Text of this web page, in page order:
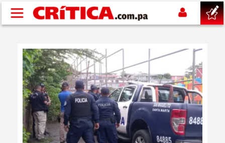
Pasar al contenido principal
SUCESOS
NACIONAL
POLÍTICA